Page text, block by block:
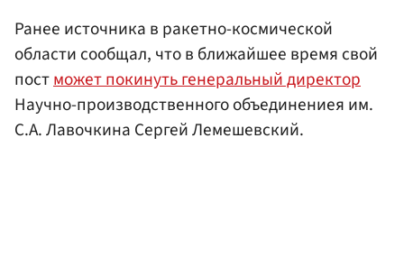
Ранее источника в ракетно-космической
области сообщал, что в ближайшее время свой
постможет покинуть генеральный директор
Научно-производственного объединениея им.
С.А. Лавочкина Сергей Лемешевский.